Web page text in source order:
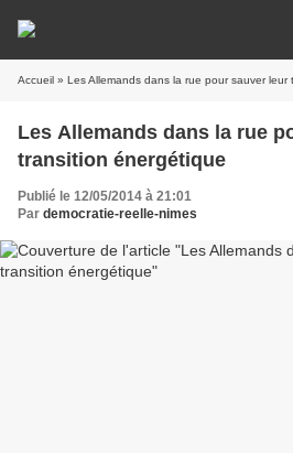
Accueil » Les Allemands dans la rue pour sauver leur
Les Allemands dans la rue
transition énergétique
Publié le 12/05/2014 à 21:01
Par democratie-reelle-nimes